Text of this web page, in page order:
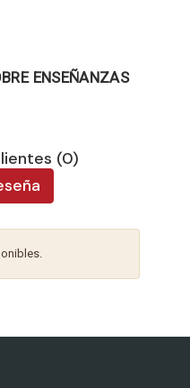
ENSEÑANZAS
(0)